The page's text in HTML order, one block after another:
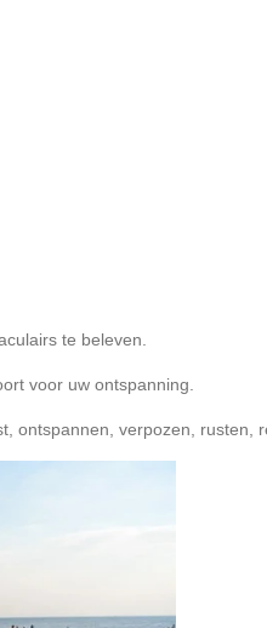
te beleven.
voor uw ontspanning.
ontspannen, verpozen, rusten,